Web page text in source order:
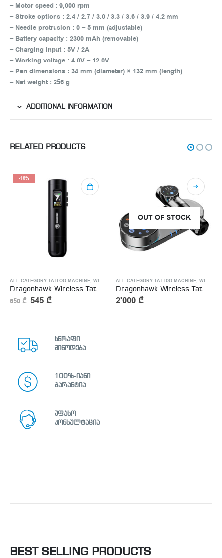
– Motor speed : 9,000 rpm
– Stroke options : 2.4 / 2.7 / 3.0 / 3.3 / 3.6 / 3.9 / 4.2 mm
– Needle protrusion : 0 – 5 mm (adjustable)
– Battery capacity : 2300 mAh (removable)
– Charging input : 5V / 2A
– Working voltage : 4.0V – 12.0V
– Pen dimensions : 34 mm (diameter) × 132 mm (length)
– Net weight : 256 g
ADDITIONAL INFORMATION
RELATED PRODUCTS
,PERMANENT MAKEUP MACHINE
-16%
ALL CATEGORY TATTOO MACHINE, WIRELESS TATTOO MACHINE
650₾ 545 ₾
OUT OF STOCK
ALL CATEGORY TATTOO MACHINE, WIRELESS TATTOO MACHINE
2'000 ₾
სწრაფი
მიწოდება
100%-იანი
გარანტია
უფასო
კონსულტაცია
BEST SELLING PRODUCTS